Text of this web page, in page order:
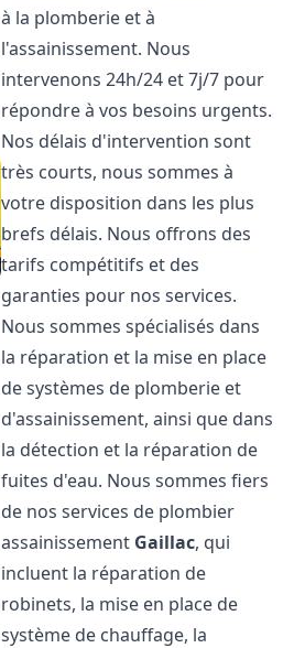
à la plomberie et à
l'assainissement. Nous
intervenons 24h/24 et 7j/7 pour
répondre à vos besoins urgents.
Nos délais d'intervention sont
très courts, nous sommes à
votre disposition dans les plus
brefs délais. Nous offrons des
tarifs compétitifs et des
garanties pour nos services.
Nous sommes spécialisés dans
la réparation et la mise en place
de systèmes de plomberie et
d'assainissement, ainsi que dans
la détection et la réparation de
fuites d'eau. Nous sommes fiers
de nos services de plombier
assainissement Gaillac, qui
incluent la réparation de
robinets, la mise en place de
système de chauffage, la